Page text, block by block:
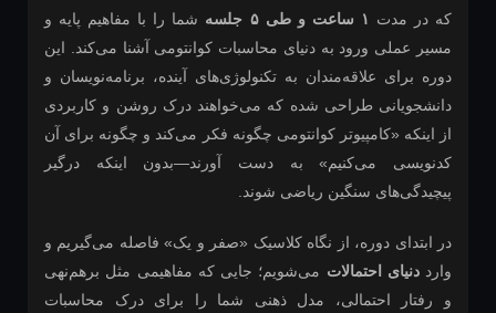
که در مدت ۱ ساعت و طی ۵ جلسه
شما را با مفاهیم پایه و
مسیر عملی ورود به دنیای محاسبات کوانتومی آشنا می‌کند. این
دوره برای علاقه‌مندان به تکنولوژی‌های آینده، برنامه‌نویسان و
دانشجویانی طراحی شده که می‌خواهند درک روشن و کاربردی
از اینکه «کامپیوتر کوانتومی چگونه فکر می‌کند و چگونه برای آن
کدنویسی می‌کنیم» به دست آورند—بدون اینکه درگیر
پیچیدگی‌های سنگین ریاضی شوند.
در ابتدای دوره، از نگاه کلاسیک «صفر و یک» فاصله می‌گیریم و
وارددنیای احتمالات می‌شویم؛ جایی که مفاهیمی مثل برهم‌نهی
و رفتار احتمالی، مدل ذهنی شما را برای درک محاسبات